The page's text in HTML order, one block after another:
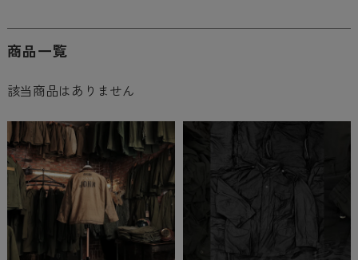
商品一覧
該当商品はありません